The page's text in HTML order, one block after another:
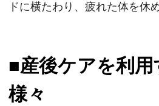
ドに横たわり、疲れた体を休
■産後ケアを利
様々